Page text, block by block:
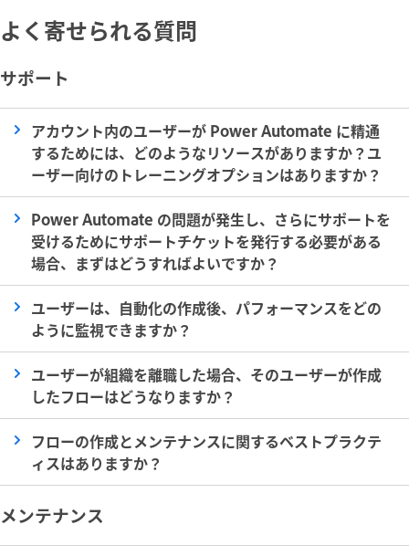
よく寄せられる質問
サポート
アカウント内のユーザーが Power Automate に精通
するためには、どのようなリソースがありますか？ユ
ーザー向けのトレーニングオプションはありますか？
Power Automate の問題が発生し、さらにサポートを
受けるためにサポートチケットを発行する必要がある
場合、まずはどうすればよいですか？
ユーザーは、自動化の作成後、パフォーマンスをどの
ように監視できますか？
ユーザーが組織を離職した場合、そのユーザーが作成
したフローはどうなりますか？
フローの作成とメンテナンスに関するベストプラクテ
ィスはありますか？
メンテナンス